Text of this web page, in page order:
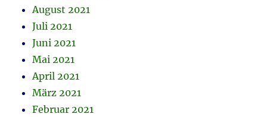
August 2021
Juli 2021
Juni 2021
Mai 2021
April 2021
März 2021
Februar 2021